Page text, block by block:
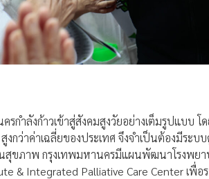
รกำลังก้าวเข้าสู่สังคมสูงวัยอย่างเต็มรูปแบบ
งกว่าค่าเฉลี่ยของประเทศ จึงจำเป็นต้องมีร
นสุขภาพ กรุงเทพมหานครมีแผนพัฒนาโรงพย
& Integrated Palliative Care Center เพื่อ